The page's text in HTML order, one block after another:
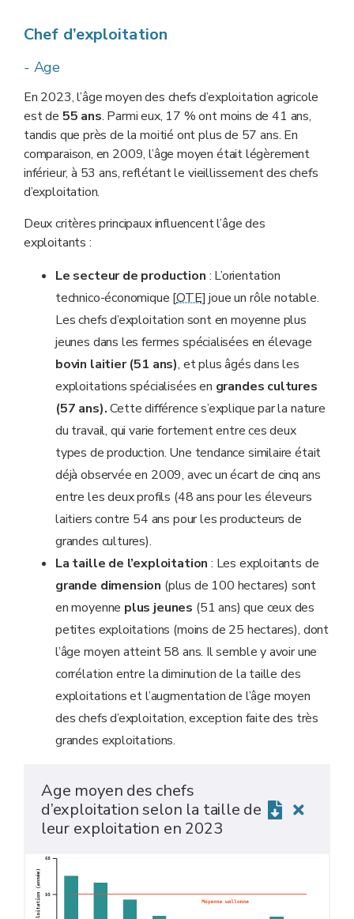
Chef d’exploitation
- Age
En 2023, l’âge moyen des chefs d’exploitation agricole
est de 55 ans. Parmi eux, 17 % ont moins de 41 ans,
tandis que près de la moitié ont plus de 57 ans. En
comparaison, en 2009, l’âge moyen était légèrement
inférieur, à 53 ans, reflétant le vieillissement des chefs
d’exploitation.
Deux critères principaux influencent l’âge des
exploitants :
Le secteur de production : L’orientation
technico-économique [OTE] joue un rôle notable.
Les chefs d’exploitation sont en moyenne plus
jeunes dans les fermes spécialisées en élevage
bovin laitier (51 ans), et plus âgés dans les
exploitations spécialisées en grandes cultures
(57 ans).Cette différence s’explique par la nature
du travail, qui varie fortement entre ces deux
types de production. Une tendance similaire était
déjà observée en 2009, avec un écart de cinq ans
entre les deux profils (48 ans pour les éleveurs
laitiers contre 54 ans pour les producteurs de
grandes cultures).
La taille de l’exploitation : Les exploitants de
grande dimension (plus de 100 hectares) sont
en moyenne plus jeunes (51 ans) que ceux des
petites exploitations (moins de 25 hectares), dont
l’âge moyen atteint 58 ans. Il semble y avoir une
corrélation entre la diminution de la taille des
exploitations et l’augmentation de l’âge moyen
des chefs d’exploitation, exception faite des très
grandes exploitations.
Age moyen des chefs
d’exploitation selon la taille de
leur exploitation en 2023